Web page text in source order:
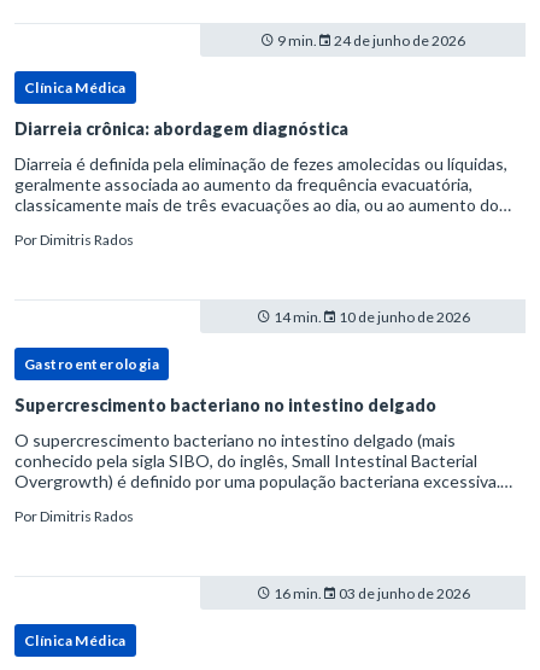
9 min. 24 de junho de 2026
Clínica Médica
Diarreia crônica: abordagem diagnóstica
Diarreia é definida pela eliminação de fezes amolecidas ou líquidas,
geralmente associada ao aumento da frequência evacuatória,
classicamente mais de três evacuações ao dia, ou ao aumento do
PorDimitris Rados
14 min. 10 de junho de 2026
Gastroenterologia
Supercrescimento bacteriano no intestino delgado
O supercrescimento bacteriano no intestino delgado (mais
conhecido pela sigla SIBO, do inglês, Small Intestinal Bacterial
Overgrowth) é definido por uma população bacteriana excessiva.
PorDimitris Rados
16 min. 03 de junho de 2026
Clínica Médica